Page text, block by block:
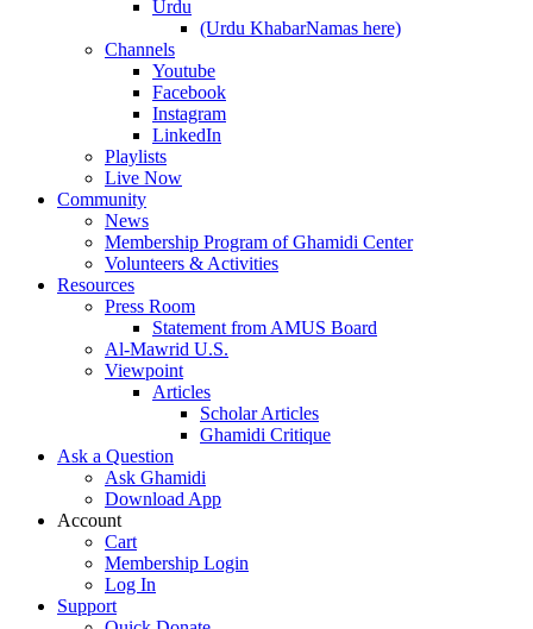
Urdu
(Urdu KhabarNamas here)
Channels
Youtube
Facebook
Instagram
LinkedIn
Playlists
Live Now
Community
News
Membership Program of Ghamidi Center
Volunteers & Activities
Resources
Press Room
Statement from AMUS Board
Al-Mawrid U.S.
Viewpoint
Articles
Scholar Articles
Ghamidi Critique
Ask a Question
Ask Ghamidi
Download App
Account
Cart
Membership Login
Log In
Support